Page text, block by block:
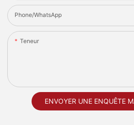
Phone/whatsApp
Teneur
ENVOYER UNE ENQUÊTE